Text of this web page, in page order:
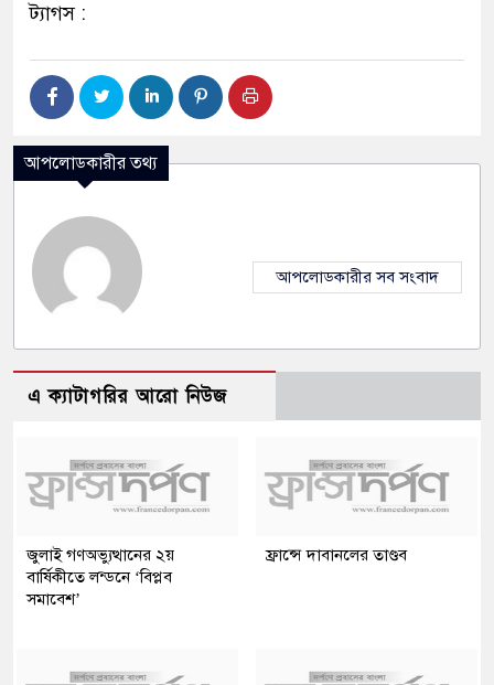
ট্যাগস :
আপলোডকারীর তথ্য
আপলোডকারীর সব সংবাদ
এ ক্যাটাগরির আরো নিউজ
জুলাই গণঅভ্যুত্থানের ২য়
বার্ষিকীতে লন্ডনে ‘বিপ্লব
সমাবেশ’
ফ্রান্সে দাবানলের তাণ্ডব